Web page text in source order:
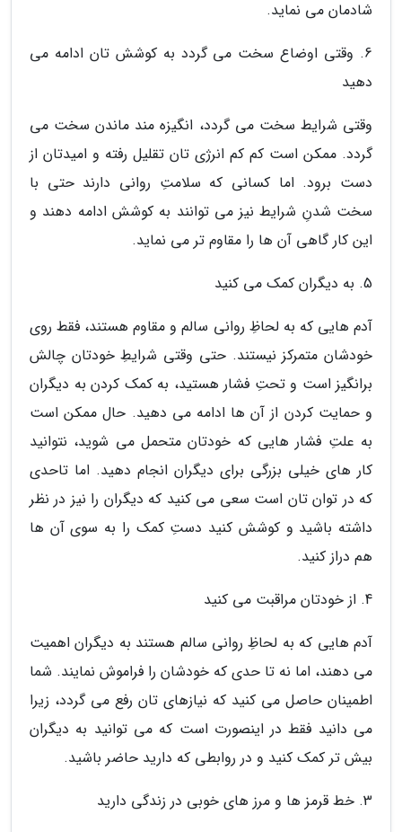
شادمان می نماید.
6. وقتی اوضاع سخت می گردد به کوشش تان ادامه می
دهید
وقتی شرایط سخت می گردد، انگیزه مند ماندن سخت می
گردد. ممکن است کم کم انرژی تان تقلیل رفته و امیدتان از
دست برود. اما کسانی که سلامتِ روانی دارند حتی با
سخت شدنِ شرایط نیز می توانند به کوشش ادامه دهند و
این کار گاهی آن ها را مقاوم تر می نماید.
5. به دیگران کمک می کنید
آدم هایی که به لحاظِ روانی سالم و مقاوم هستند، فقط روی
خودشان متمرکز نیستند. حتی وقتی شرایطِ خودتان چالش
برانگیز است و تحتِ فشار هستید، به کمک کردن به دیگران
و حمایت کردن از آن ها ادامه می دهید. حال ممکن است
به علتِ فشار هایی که خودتان متحمل می شوید، نتوانید
کار های خیلی بزرگی برای دیگران انجام دهید. اما تاحدی
که در توان تان است سعی می کنید که دیگران را نیز در نظر
داشته باشید و کوشش کنید دستِ کمک را به سوی آن ها
هم دراز کنید.
4. از خودتان مراقبت می کنید
آدم هایی که به لحاظِ روانی سالم هستند به دیگران اهمیت
می دهند، اما نه تا حدی که خودشان را فراموش نمایند. شما
اطمینان حاصل می کنید که نیازهای تان رفع می گردد، زیرا
می دانید فقط در اینصورت است که می توانید به دیگران
بیش تر کمک کنید و در روابطی که دارید حاضر باشید.
3. خط قرمز ها و مرز های خوبی در زندگی دارید